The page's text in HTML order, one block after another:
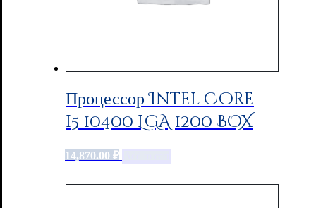
Процессор Intel Core
i5 10400 LGA 1200 BOX
14,870.00 ₽